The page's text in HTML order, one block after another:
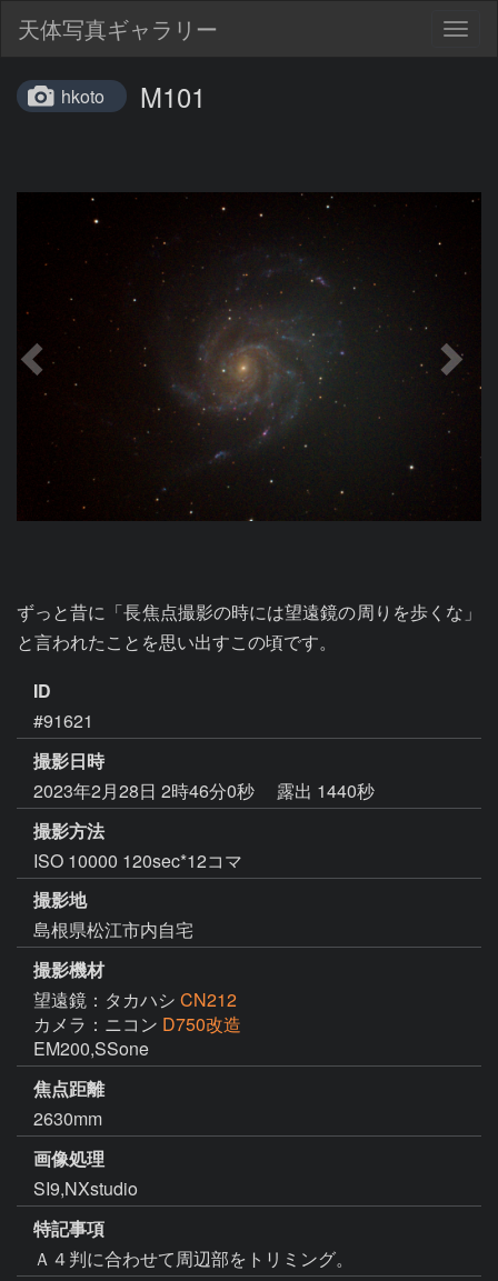
天体写真ギャラリー
hkoto M101
ずっと昔に「長焦点撮影の時には望遠鏡の周りを歩くな」
と言われたことを思い出すこの頃です。
ID
#91621
撮影日時
2023年2月28日 2時46分0秒
露出 1440秒
撮影方法
ISO 10000 120sec*12コマ
撮影地
島根県松江市内自宅
撮影機材
望遠鏡：タカハシ CN212
カメラ：ニコン D750改造
EM200,SSone
焦点距離
2630mm
画像処理
SI9,NXstudio
特記事項
Ａ４判に合わせて周辺部をトリミング。